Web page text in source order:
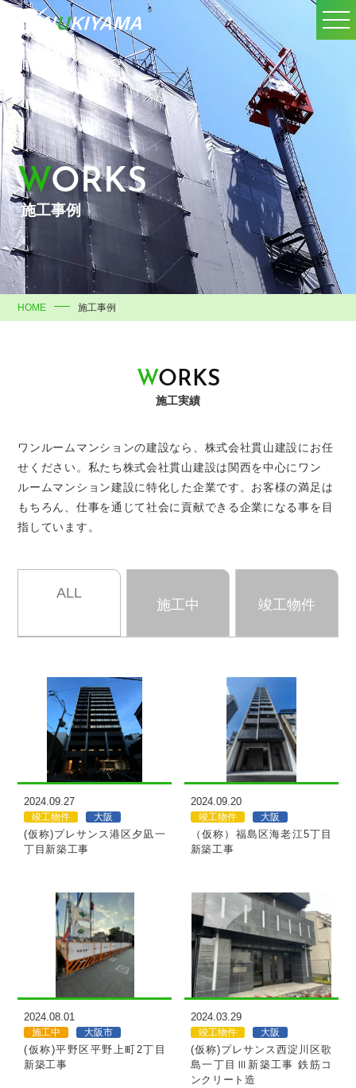
WORKS
施工事例
HOME 施工事例
WORKS
施工実績
ワンルームマンションの建設なら、株式会社貫山建設にお任
せください。 私たち株式会社貫山建設は関西を中心にワン
ルームマンション建設に特化した企業です。 お客様の満足は
もちろん、仕事を通じて社会に貢献できる企業になる事を目
指しています。
ALL
施工中 竣工物件
MORE
2024.09.27
竣工物件 大阪
(仮称)プレサンス港区夕凪一
丁目新築工事
MORE
2024.09.20
竣工物件 大阪
（仮称）福島区海老江5丁目
新築工事
MORE
2024.08.01
施工中 大阪市
(仮称)平野区平野上町2丁目
新築工事
MORE
2024.03.29
竣工物件 大阪
(仮称)プレサンス西淀川区歌
島一丁目Ⅲ新築工事 鉄筋コ
ンクリート造